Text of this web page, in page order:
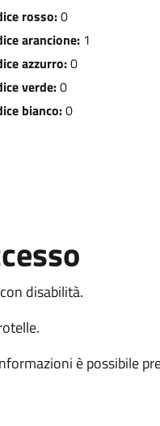
rosso:0
arancione:1
azzurro:0
verde:0
bianco:0
disabilità.
è possibile